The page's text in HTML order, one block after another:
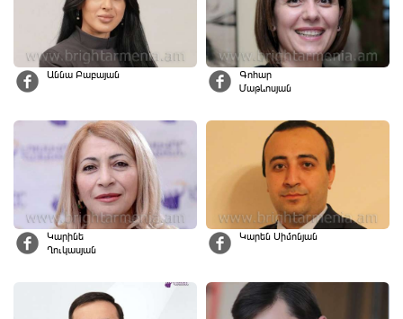
Աննա Բաբայան
Գոհար
Մաթևոսյան
Կարինե
Ղուկասյան
Կարեն Սիմոնյան